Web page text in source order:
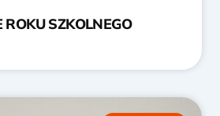
ROKU SZKOLNEGO